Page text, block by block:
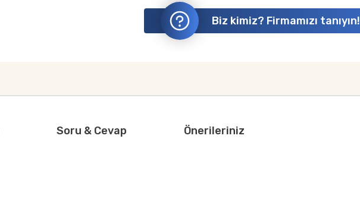
Biz kimiz? Firmamızı tanıyın!
Soru & Cevap Önerileriniz